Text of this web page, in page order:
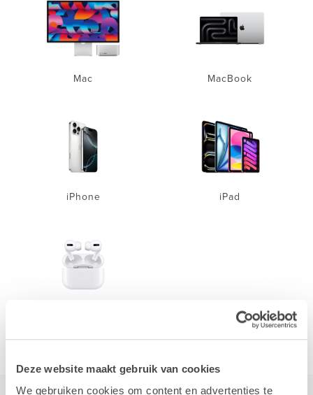
Deze website maakt gebruik van cookies
We gebruiken cookies om content en advertenties te
Mac MacBook
iPhone iPad